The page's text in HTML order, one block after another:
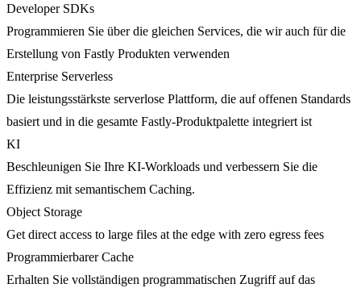
Developer SDKs
Programmieren Sie über die gleichen Services, die wir auch für die
Erstellung von Fastly Produkten verwenden
Enterprise Serverless
Die leistungsstärkste serverlose Plattform, die auf offenen Standards
basiert und in die gesamte Fastly-Produktpalette integriert ist
KI
Beschleunigen Sie Ihre KI-Workloads und verbessern Sie die
Effizienz mit semantischem Caching.
Object Storage
Get direct access to large files at the edge with zero egress fees
Programmierbarer Cache
Erhalten Sie vollständigen programmatischen Zugriff auf das